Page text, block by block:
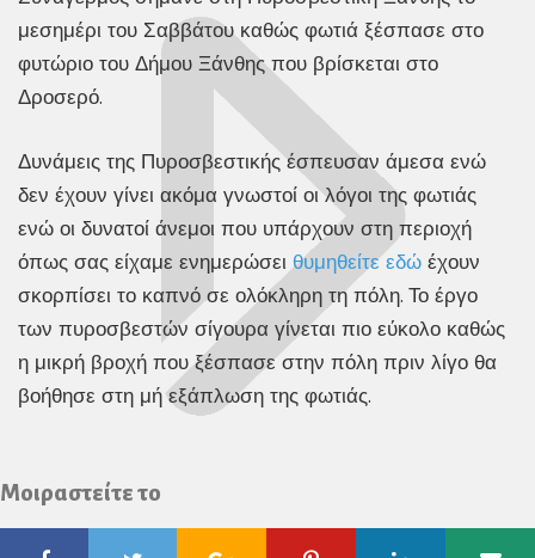
μεσημέρι του Σαββάτου καθώς φωτιά ξέσπασε στο
φυτώριο του Δήμου Ξάνθης που βρίσκεται στο
Δροσερό.
Δυνάμεις της Πυροσβεστικής έσπευσαν άμεσα ενώ
δεν έχουν γίνει ακόμα γνωστοί οι λόγοι της φωτιάς
ενώ οι δυνατοί άνεμοι που υπάρχουν στη περιοχή
όπως σας είχαμε ενημερώσει θυμηθείτε εδώ έχουν
σκορπίσει το καπνό σε ολόκληρη τη πόλη. Το έργο
των πυροσβεστών σίγουρα γίνεται πιο εύκολο καθώς
η μικρή βροχή που ξέσπασε στην πόλη πριν λίγο θα
βοήθησε στη μή εξάπλωση της φωτιάς.
Μοιραστείτε το